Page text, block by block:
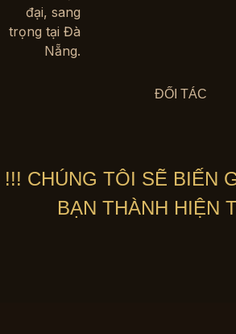
ĐỐI TÁC
!!! CHÚNG TÔI SẼ BIẾN
BẠN THÀNH HIỆN